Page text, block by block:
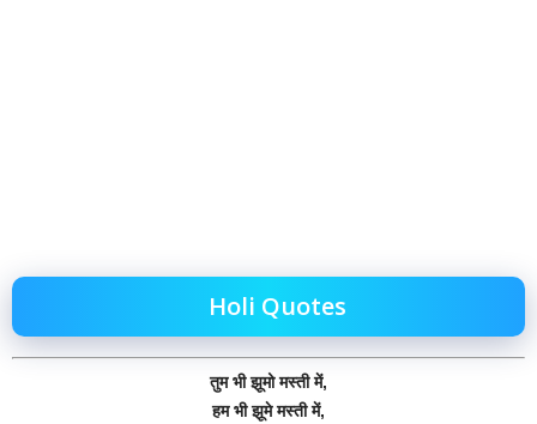
Holi Quotes
तुम भी झूमो मस्ती में,
हम भी झूमे मस्ती में,